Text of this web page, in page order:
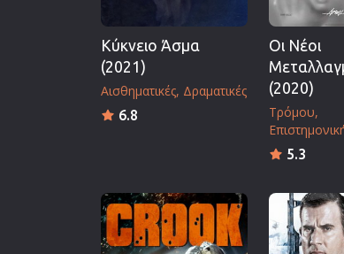
Θρίλερ
Ιστορικές
Καταστροφής
Κύκνειο Άσμα
(2021)
Αισθηματικές Δραματικές
6.8
Οι Νέοι
(2020)
Τρόμου
5.3